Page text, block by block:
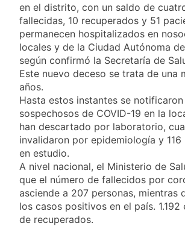
Ley de
Privada
La
Quilmes
fiesta de
Cayetano
24 Horas
La Línea
ser
Central
24 Horas
Quilmes
desagües
de las
24 Horas
segundos
en el distrito, con un saldo de
fallecidas, 10 recuperados y 51
permanecen hospitalizados en
locales y de la Ciudad Autónoma
según confirmó la Secretaría de
Este nuevo deceso se trata de una
años.
Hasta estos instantes se
sospechosos de COVID-19 en la
han descartado por laboratorio,
invalidaron por epidemiología y 116
en estudio.
A nivel nacional, el Ministerio de
que el número de fallecidos por
asciende a 207 personas, mientras
los casos positivos en el país. 1.192
de recuperados.